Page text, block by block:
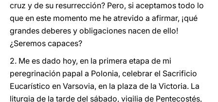
cruz y de su resurrección? Pero, si aceptamos todo lo
que en este momento me he atrevido a afirmar, ¡qué
grandes deberes y obligaciones nacen de ello!
¿Seremos capaces?
2. Me es dado hoy, en la primera etapa de mi
peregrinación papal a Polonia, celebrar el Sacrificio
Eucarístico en Varsovia, en la plaza de la Victoria. La
liturgia de la tarde del sábado, vigilia de Pentecostés,